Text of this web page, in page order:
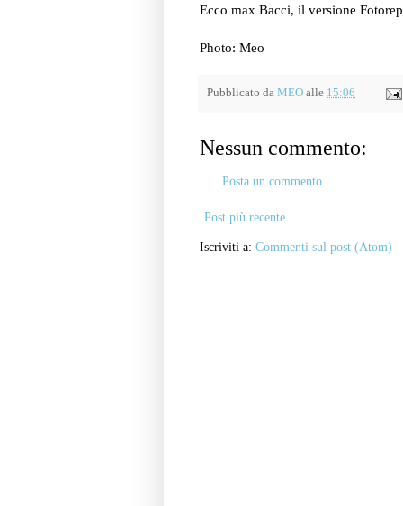
Ecco max Bacci, il versione
Photo: Meo
Pubblicato da MEO alle 15:06
Nessun commento:
Posta un commento
Post più recente
Iscriviti a: Commenti sul post (Atom)